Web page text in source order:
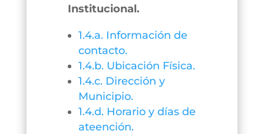
Institucional.
1.4.a. Información de
contacto.
1.4.b. Ubicación Física.
1.4.c. Dirección y
Municipio.
1.4.d. Horario y días de
ateención.